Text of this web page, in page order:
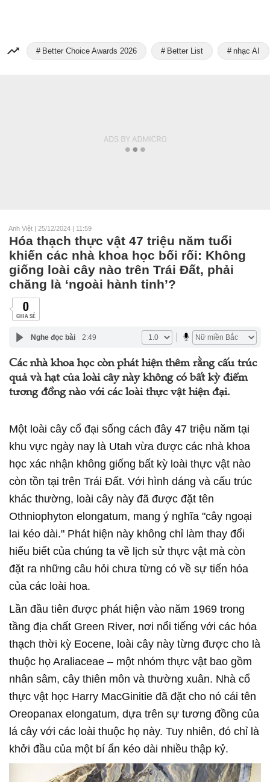
Better Choice Awards 2026 Better List nhạc AI
Anh Việt | 25/12/2024 | 11:59
Hóa thạch thực vật 47 triệu năm tuổi
khiến các nhà khoa học bối rối: Không
giống loài cây nào trên Trái Đất, phải
chăng là ‘ngoài hành tinh’?
0
CHIA SẺ
Nghe đọc bài 2:49
Các nhà khoa học còn phát hiện thêm rằng cấu trúc
quả và hạt của loài cây này không có bất kỳ điểm
tương đồng nào với các loài thực vật hiện đại.
Một loài cây cổ đại sống cách đây 47 triệu năm tại
khu vực ngày nay là Utah vừa được các nhà khoa
học xác nhận không giống bất kỳ loài thực vật nào
còn tồn tại trên Trái Đất. Với hình dáng và cấu trúc
khác thường, loài cây này đã được đặt tên
Othniophyton elongatum, mang ý nghĩa "cây ngoại
lai kéo dài." Phát hiện này không chỉ làm thay đổi
hiểu biết của chúng ta về lịch sử thực vật mà còn
đặt ra những câu hỏi chưa từng có về sự tiến hóa
của các loài hoa.
Lần đầu tiên được phát hiện vào năm 1969 trong
tầng địa chất Green River, nơi nổi tiếng với các hóa
thạch thời kỳ Eocene, loài cây này từng được cho là
thuộc họ Araliaceae – một nhóm thực vật bao gồm
nhân sâm, cây thiên môn và thường xuân. Nhà cổ
thực vật học Harry MacGinitie đã đặt cho nó cái tên
Oreopanax elongatum, dựa trên sự tương đồng của
lá cây với các loài thuộc họ này. Tuy nhiên, đó chỉ là
khởi đầu của một bí ẩn kéo dài nhiều thập kỷ.